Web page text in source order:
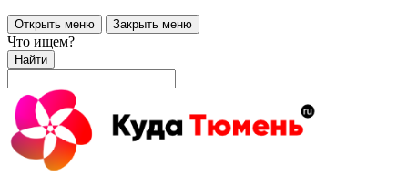
Открыть меню Закрыть меню
Что ищем?
Найти